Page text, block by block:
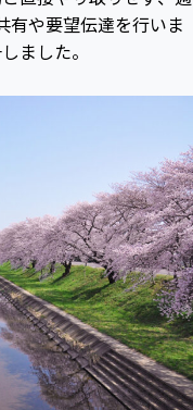
有や要望伝達を行いま
ました。